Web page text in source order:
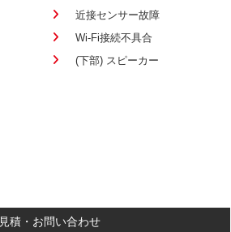
近接センサー故障
Wi-Fi接続不具合
(下部) スピーカー
見積・お問い合わせ